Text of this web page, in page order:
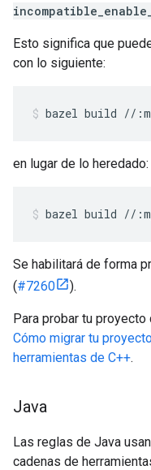
Esto significa que
con lo siguiente:
bazel build //
en lugar de lo heredado:
bazel build //
Se habilitará de forma
(#7260 ).
Para probar tu
Cómo migrar tu
herramientas de C++.
Java
Las reglas de Java
cadenas de